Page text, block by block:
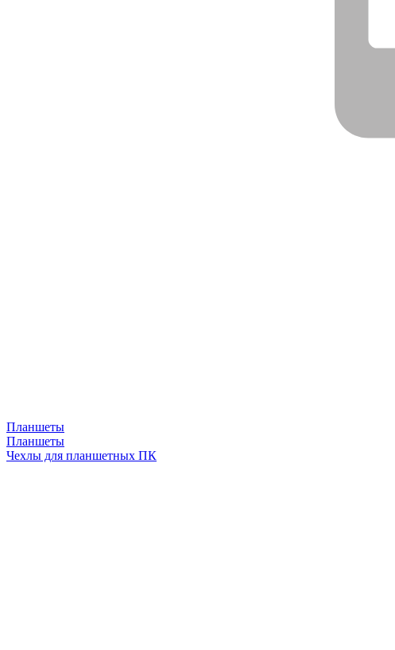
Планшеты
Планшеты
Чехлы для планшетных ПК